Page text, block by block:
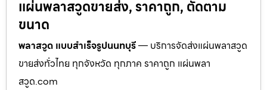
แผ่นพลาสวูดขายส่ง, ราคาถูก, ตัดตาม
ขนาด
พลาสวูด แบบสำเร็จรูปนนทบุรี— บริการจัดส่งแผ่นพลาสวูด
ขายส่งทั่วไทย ทุกจังหวัด ทุกภาค ราคาถูก แผ่นพลา
สวูด.com